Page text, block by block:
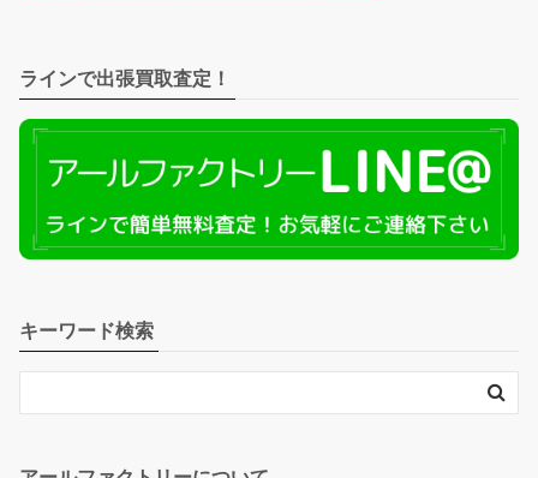
ラインで出張買取査定！
キーワード検索